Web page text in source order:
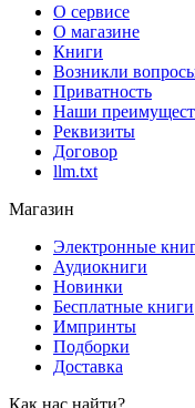
О сервисе
О магазине
Книги
Возникли
Приватность
Наши
Реквизиты
Договор
llm.txt
Магазин
Электронные
Аудиокниги
Новинки
Бесплатные книги
Импринты
Подборки
Доставка
Как нас найти?